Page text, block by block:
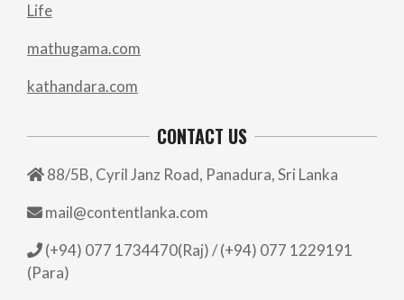
Life
mathugama.com
kathandara.com
CONTACT US
88/5B, Cyril Janz Road, Panadura, Sri Lanka
mail@contentlanka.com
(+94) 077 1734470(Raj) / (+94) 077 1229191
(Para)